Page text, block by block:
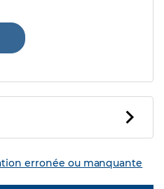
erronée ou manquante